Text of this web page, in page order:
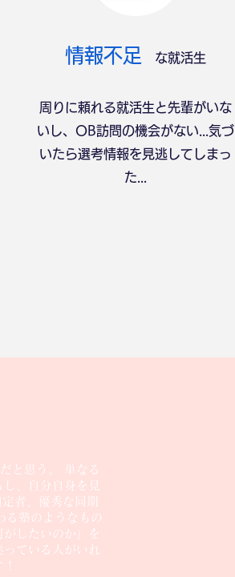
​情報不足 な就活生
周りに頼れる就活生と先輩がいな
いし、OB訪問の機会がない...気づ
いたら選考情報を見逃してしまっ
た...
と思う。 単なる
、自分自身を見
者、優秀な同期
る塾のようなもの
したいのか」を
ている人がいれ